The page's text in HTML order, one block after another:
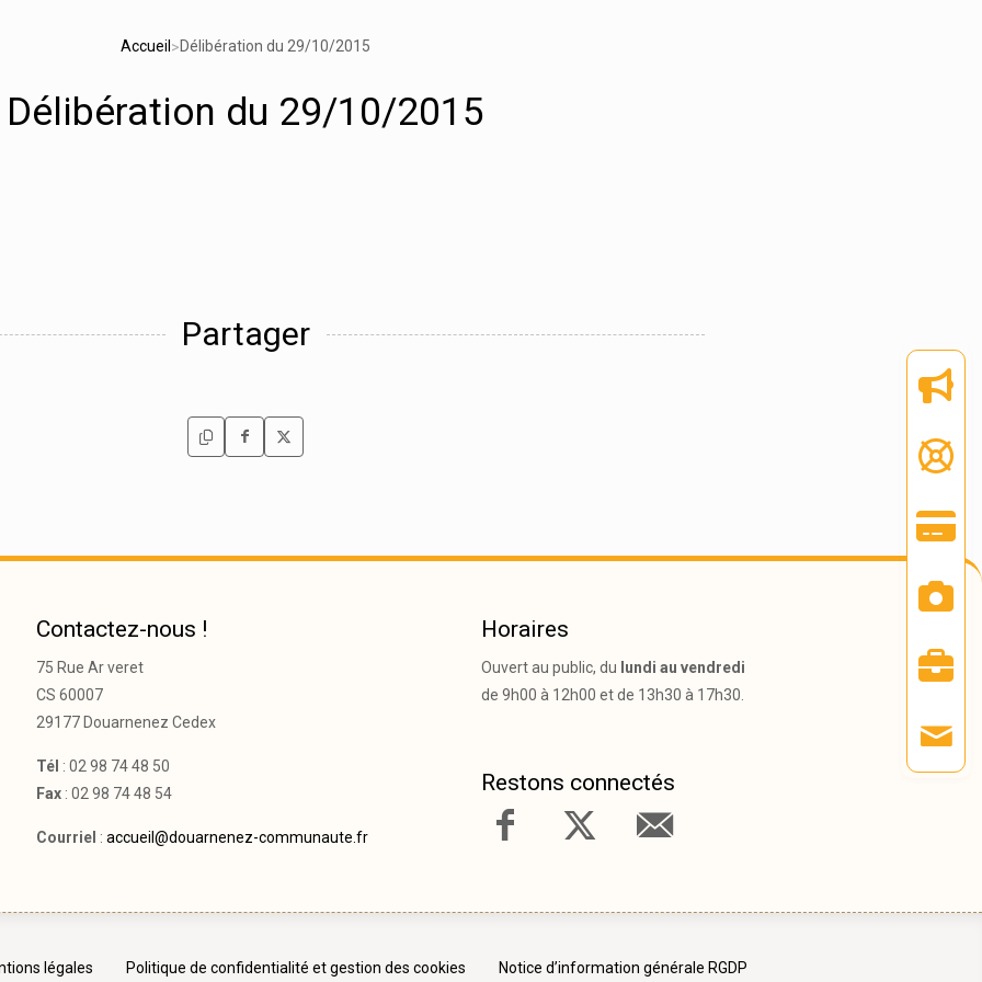
Accueil >Délibération du 29/10/2015
Délibération du 29/10/2015
Partager
Contactez-nous !
75 Rue Ar veret
CS 60007
29177 Douarnenez Cedex
Tél : 02 98 74 48 50
Fax: 02 98 74 48 54
Courriel : accueil@douarnenez-communaute.fr
Horaires
Ouvert au public, du lundi au vendredi
de 9h00 à 12h00 et de 13h30 à 17h30.
Restons connectés
légales Politique de confidentialité et gestion des cookies Notice d’information générale RGDP